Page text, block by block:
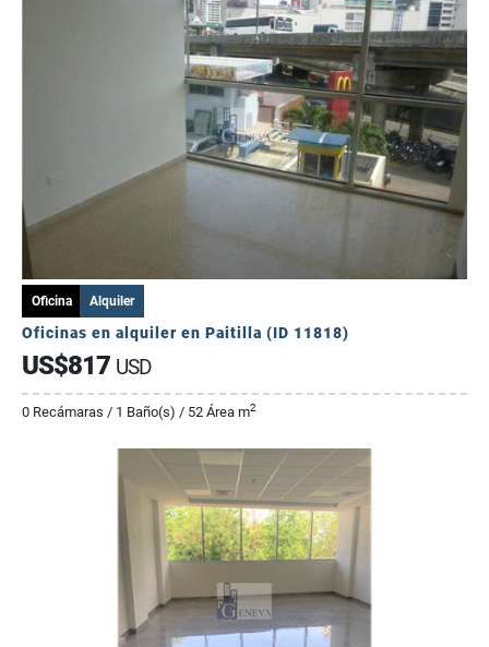
Oficina Alquiler
Oficinas en alquiler en Paitilla (ID 11818)
US$817 USD
0 Recámaras / 1 Baño(s) / 52 Área m2